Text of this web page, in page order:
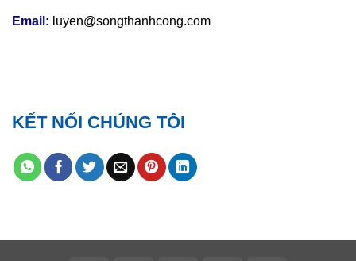
Email: luyen@songthanhcong.com
KẾT NỐI CHÚNG TÔI